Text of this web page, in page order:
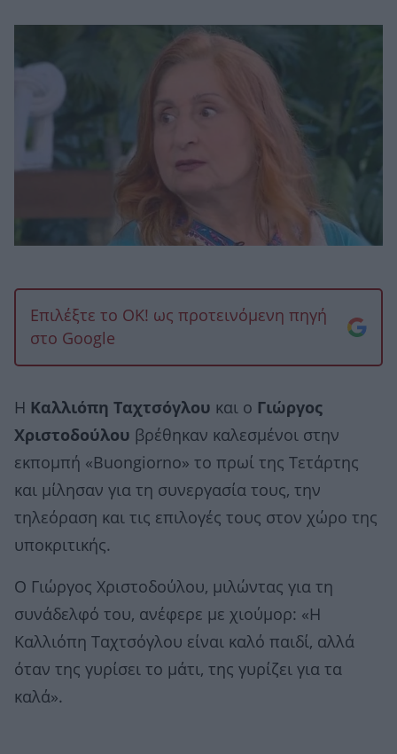
Επιλέξτε το OK! ως προτεινόμενη πηγή
στο Google
Η Καλλιόπη Ταχτσόγλου και ο Γιώργος
Χριστοδούλου βρέθηκαν καλεσμένοι στην
εκπομπή «Buongiorno» το πρωί της Τετάρτης
και μίλησαν για τη συνεργασία τους, την
τηλεόραση και τις επιλογές τους στον χώρο της
υποκριτικής.
Ο Γιώργος Χριστοδούλου, μιλώντας για τη
συνάδελφό του, ανέφερε με χιούμορ: «Η
Καλλιόπη Ταχτσόγλου είναι καλό παιδί, αλλά
όταν της γυρίσει το μάτι, της γυρίζει για τα
καλά».